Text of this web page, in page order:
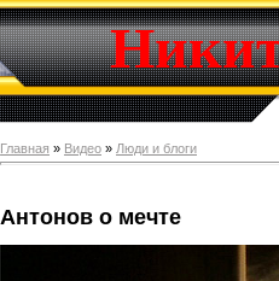
Главная » Видео » Люди и блоги
Антонов о мечте